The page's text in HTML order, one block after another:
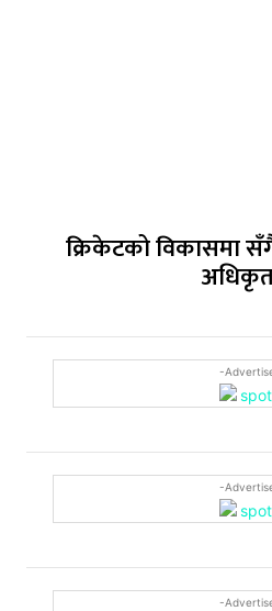
क्रिकेटको विकासमा
-
-
-